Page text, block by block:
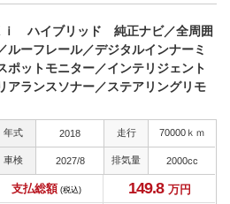
ｉ ハイブリッド 純正ナビ／全周囲
ルーフレール／デジタルインナーミ
ポットモニター／インテリジェント
アランスソナー／ステアリングリモ
年式 2018 走行 70000ｋｍ
車検 2027/8 排気量 2000cc
支払総額 (税込) 149.8 万円